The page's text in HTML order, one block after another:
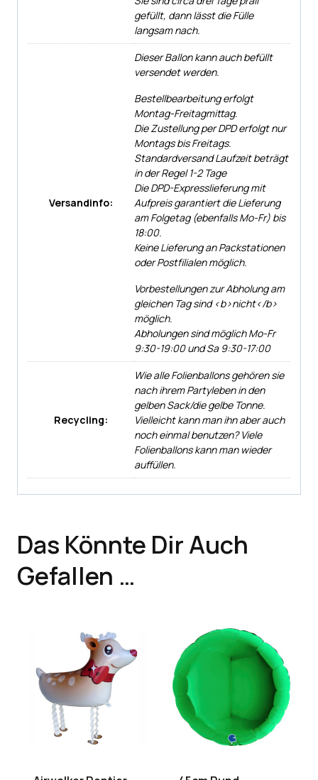
gefüllt, dann lässt die Fülle
langsam nach.
Versandinfo:
Dieser Ballon kann auch befüllt
versendet werden.
Bestellbearbeitung erfolgt
Montag-Freitagmittag.
Die Zustellung per DPD erfolgt nur
Montags bis Freitags.
Standardversand Laufzeit beträgt
in der Regel 1-2 Tage
Die DPD-Expresslieferung mit
Aufpreis garantiert die Lieferung
am Folgetag (ebenfalls Mo-Fr) bis
18:00.
Keine Lieferung an Packstationen
oder Postfilialen möglich.
Vorbestellungen zur Abholung am
gleichen Tag sind <b>nicht</b>
möglich.
Abholungen sind möglich Mo-Fr
9:30-19:00 und Sa 9:30-17:00
Recycling:
Wie alle Folienballons gehören sie
nach ihrem Partyleben in den
gelben Sack/die gelbe Tonne.
Vielleicht kann man ihn aber auch
noch einmal benutzen? Viele
Folienballons kann man wieder
auffüllen.
Das Könnte Dir Auch
Gefallen …